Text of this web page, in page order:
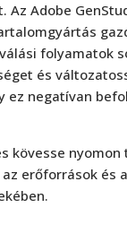
Az Adobe
folyamatok
és
ez negatívan
kövesse
erőforrások és